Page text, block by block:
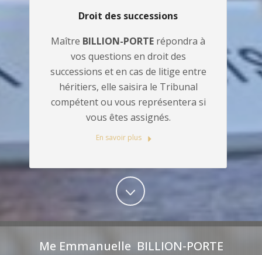
Droit des successions
Maître BILLION-PORTE répondra à
vos questions en droit des
successions et en cas de litige entre
héritiers, elle saisira le Tribunal
compétent ou vous représentera si
vous êtes assignés.
En savoir plus
Me Emmanuelle BILLION-PORTE